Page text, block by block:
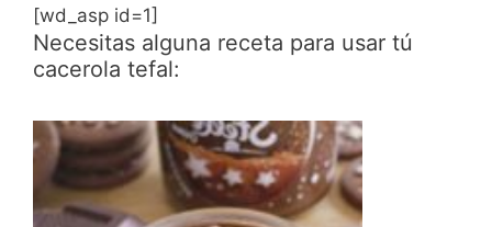
[wd_asp id=1]
Necesitas alguna receta para usar tú
cacerola tefal: